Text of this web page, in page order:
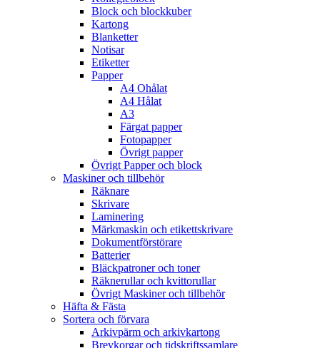
Block och blockkuber
Kartong
Blanketter
Notisar
Etiketter
Papper
A4 Ohålat
A4 Hålat
A3
Färgat papper
Fotopapper
Övrigt papper
Övrigt Papper och block
Maskiner och tillbehör
Räknare
Skrivare
Laminering
Märkmaskin och etikettskrivare
Dokumentförstörare
Batterier
Bläckpatroner och toner
Räknerullar och kvittorullar
Övrigt Maskiner och tillbehör
Häfta & Fästa
Sortera och förvara
Arkivpärm och arkivkartong
Brevkorgar och tidskriftssamlare